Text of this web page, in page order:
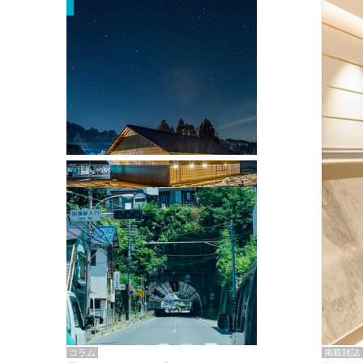
掲載雑誌
掲載雑誌・書籍
『街歩き研修「アールデコとモダニズ
ム、和風バロック」』のレポート記事が
掲載
コラム